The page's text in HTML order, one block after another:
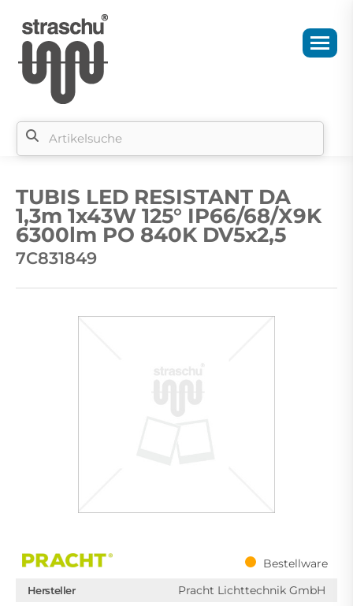
TUBIS LED RESISTANT DA
1,3m 1x43W 125° IP66/68/X9K
6300lm PO 840K DV5x2,5
7C831849
Bestellware
Hersteller Pracht Lichttechnik GmbH